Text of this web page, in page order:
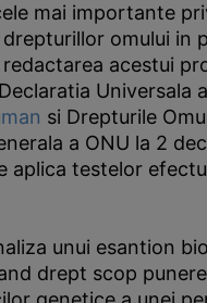
mai importante
omului in
redactarea acestui
Universala
si Drepturile
a ONU la 2
aplica testelor
unui esantion
drept scop